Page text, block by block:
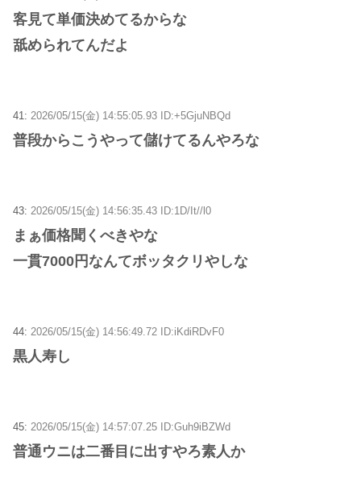
客見て単価決めてるからな
舐められてんだよ
41: 2026/05/15(金) 14:55:05.93 ID:+5GjuNBQd
普段からこうやって儲けてるんやろな
43: 2026/05/15(金) 14:56:35.43 ID:1D/It//l0
まぁ価格聞くべきやな
一貫7000円なんてボッタクリやしな
44: 2026/05/15(金) 14:56:49.72 ID:iKdiRDvF0
黒人寿し
45: 2026/05/15(金) 14:57:07.25 ID:Guh9iBZWd
普通ウニは二番目に出すやろ素人か